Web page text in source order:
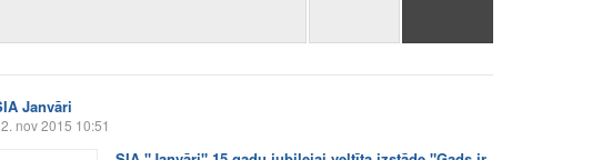
Janvāri
nov 2015 10:51